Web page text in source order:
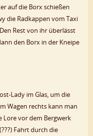
auf die Borx schießen
die Radkappen vom Taxi
Rest von ihr überlässt
den Borx in der Kneipe
Lady im Glas, um die
Wagen rechts kann man
Lore vor dem Bergwerk
Fahrt durch die